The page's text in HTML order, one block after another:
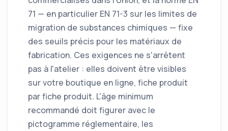
71 — en particulier EN 71-3 sur les limites de
migration de substances chimiques — fixe
des seuils précis pour les matériaux de
fabrication. Ces exigences ne s'arrêtent
pas à l'atelier : elles doivent être visibles
sur votre boutique en ligne, fiche produit
par fiche produit. L'âge minimum
recommandé doit figurer avec le
pictogramme réglementaire, les